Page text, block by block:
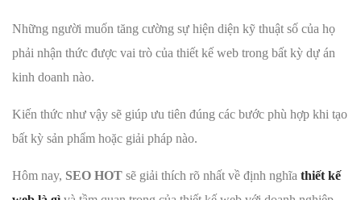
Những người muốn tăng cường sự hiện diện kỹ thuật số của họ
phải nhận thức được vai trò của thiết kế web trong bất kỳ dự án
kinh doanh nào.
Kiến thức như vậy sẽ giúp ưu tiên đúng các bước phù hợp khi tạo
bất kỳ sản phẩm hoặc giải pháp nào.
Hôm nay, SEO HOT sẽ giải thích rõ nhất về định nghĩa thiết kế